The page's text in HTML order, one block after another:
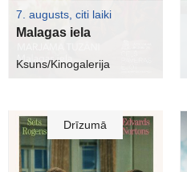
7. augusts, citi laiki
Malagas iela
Ksuns/Kinogalerija
Drīzumā